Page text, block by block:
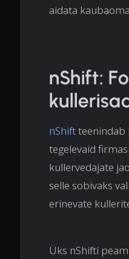
aidata
nShift:
nShiftteenindab
tegelevaid
kullervedajate
selle sobivaks
erinevate
Üks nShifti